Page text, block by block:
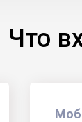
Что